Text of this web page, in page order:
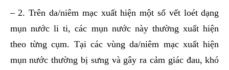
– 2. Trên da/niêm mạc xuất hiện một số vết loét dạng
mụn nước li ti, các mụn nước này thường xuất hiện
theo từng cụm. Tại các vùng da/niêm mạc xuất hiện
mụn nước thường bị sưng và gây ra cảm giác đau, khó